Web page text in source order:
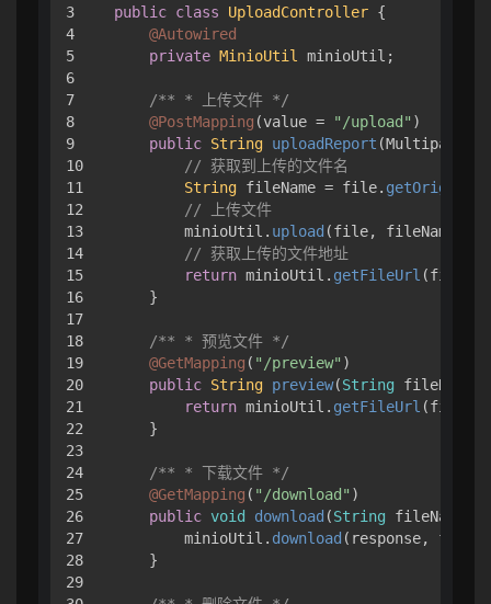
3
4
5
6
7
8
9
10
11
12
13
14
15
16
17
18
19
20
21
22
23
24
25
26
27
28
29
public class UploadController {
@Autowired
private MinioUtil minioUtil;
/** * 上传文件 */
@PostMapping (value = "/upload" )
public String uploadReport (
// 获取到上传的文件名
String fileName = file.
// 上传文件
        minioUtil.
upload (file, fileName);
// 获取上传的文件地址
return minioUtil. getFileUrl
    }
/** * 预览文件 */
@GetMapping ( "/preview" )
public String preview(String fileName
return minioUtil. getFileUrl
    }
/** * 下载文件 */
@GetMapping ( "/download" )
public void download (String fileName,
        minioUtil.
download (response,
    }